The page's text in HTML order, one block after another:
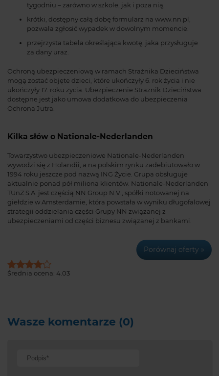
tygodniu – zarówno w szkole, jak i poza nią,
krótki, dostępny całą dobę formularz na www.nn.pl,
pozwala zgłosić wypadek w dowolnym momencie.
przejrzysta tabela określająca kwotę, jaka przysługuje
za dany uraz.
Ochroną ubezpieczeniową w ramach Strażnika Dzieciństwa
mogą zostać objęte dzieci, które ukończyły 6. rok życia i nie
ukończyły 17. roku życia. Ubezpieczenie Strażnik Dzieciństwa
dostępne jest jako umowa dodatkowa do ubezpieczenia
Ochrona Jutra.
Kilka słów o Nationale-Nederlanden
Towarzystwo ubezpieczeniowe Nationale-Nederlanden
wywodzi się z Holandii, a na polskim rynku zadebiutowało w
1994 roku jeszcze pod nazwą ING Życie. Grupa obsługuje
aktualnie ponad pół miliona klientów. Nationale-Nederlanden
TUnŻ S.A. jest częścią NN Group N.V., spółki notowanej na
giełdzie w Amsterdamie, która powstała w wyniku długofalowej
strategii oddzielania części Grupy NN związanej z
ubezpieczeniami od części biznesu związanej z bankami.
Porównaj oferty »
Średnia ocena: 4.03
Wasze komentarze (0)